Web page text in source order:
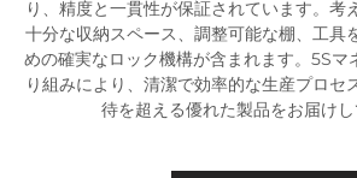
り、精度と一貫性が保証されています。考
十分な収納スペース、調整可能な棚、工具
めの確実なロック機構が含まれます。5Sマ
り組みにより、清潔で効率的な生産プロセ
待を超える優れた製品をお届けし